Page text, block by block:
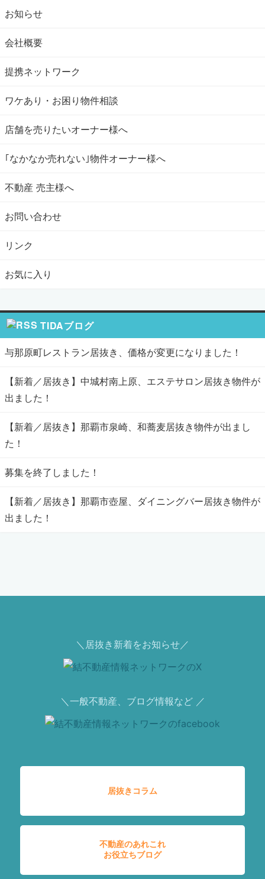
お知らせ
会社概要
提携ネットワーク
ワケあり・お困り物件相談
店舗を売りたいオーナー様へ
｢なかなか売れない｣物件オーナー様へ
不動産 売主様へ
お問い合わせ
リンク
お気に入り
TIDAブログ
与那原町レストラン居抜き、価格が変更になりました！
【新着／居抜き】中城村南上原、エステサロン居抜き物件が
出ました！
【新着／居抜き】那覇市泉崎、和蕎麦居抜き物件が出まし
た！
募集を終了しました！
【新着／居抜き】那覇市壺屋、ダイニングバー居抜き物件が
出ました！
＼居抜き新着をお知らせ／
＼一般不動産、ブログ情報など ／
居抜きコラム
不動産のあれこれ
お役立ちブログ